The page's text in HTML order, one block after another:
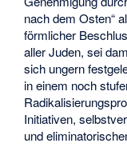
nach dem Osten“
förmlicher
aller Juden, sei
sich ungern
in einem noch
Initiativen,
und